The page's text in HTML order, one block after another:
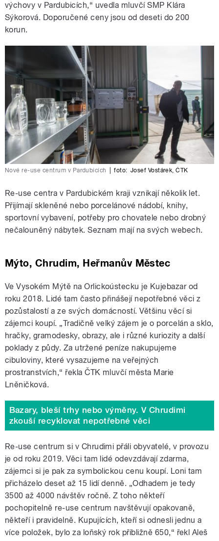
výchovy v Pardubicích,“ uvedla mluvčí SMP Klára
Sýkorová. Doporučené ceny jsou od deseti do 200
korun.
Nové re-use centrum v Pardubicích foto: Josef Vostárek,ČTK
Re-use centra v Pardubickém kraji vznikají několik let.
Přijímají skleněné nebo porcelánové nádobí, knihy,
sportovní vybavení, potřeby pro chovatele nebo drobný
nečalouněný nábytek. Seznam mají na svých webech.
Mýto, Chrudim, Heřmanův Městec
Ve Vysokém Mýtě na Orlickoústecku je Kujebazar od
roku 2018. Lidé tam často přinášejí nepotřebné věci z
pozůstalostí a ze svých domácností. Většinu věcí si
zájemci koupí. „Tradičně velký zájem je o porcelán a sklo,
hračky, gramodesky, obrazy, ale i různé kuriozity a další
poklady z půdy. Za utržené peníze nakupujeme
cibuloviny, které vysazujeme na veřejných
prostranstvích,“ řekla ČTK mluvčí města Marie
Lněničková.
Bazary, bleší trhy nebo výměny. V Chrudimi
zkouší recyklovat nepotřebné věci
Re-use centrum si v Chrudimi přáli obyvatelé, v provozu
je od roku 2019. Věci tam lidé odevzdávají zdarma,
zájemci si je pak za symbolickou cenu koupí. Loni tam
přicházelo deset až 15 lidí denně. „Odhadem je tedy
3500 až 4000 návštěv ročně. Z toho někteří
pochopitelně re-use centrum navštěvují opakovaně,
někteří i pravidelně. Kupujících, kteří si odnesli jednu a
více položek, bylo za loňský rok přibližně 650,“ řekl Aleš